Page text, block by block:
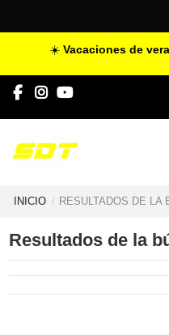
☀️ Vacaciones de
INICIO RESULTADOS DE LA
Resultados de la